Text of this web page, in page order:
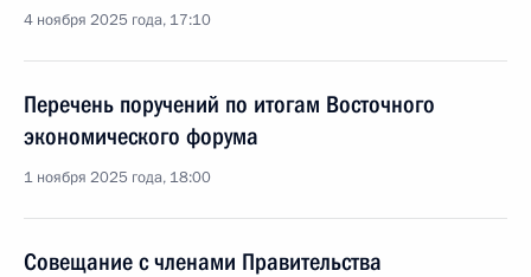
4 ноября 2025 года, 17:10
Перечень поручений по итогам Восточного
экономического форума
1 ноября 2025 года, 18:00
Совещание с членами Правительства